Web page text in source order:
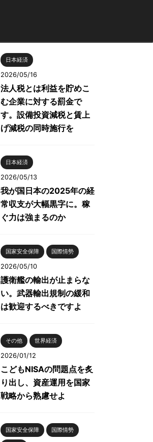
日本経済
2026/05/16
法人税とは利益を貯めこ
む企業に対する罰金で
す。設備投資減税と賃上
げ減税の同時施行を
日本経済
2026/05/13
我が国日本の2025年の経
常収支が大幅黒字に。稼
ぐ力は強まるのか
国家安全保障 国際情勢
2026/05/10
護衛艦の輸出が止まらな
い。武器輸出規制の緩和
は歓迎するべきですよ
その他 世界経済
2026/01/12
こどもNISAの問題点を炙
り出し、資産運用を国家
戦略から熟慮せよ
国家安全保障 国際情勢